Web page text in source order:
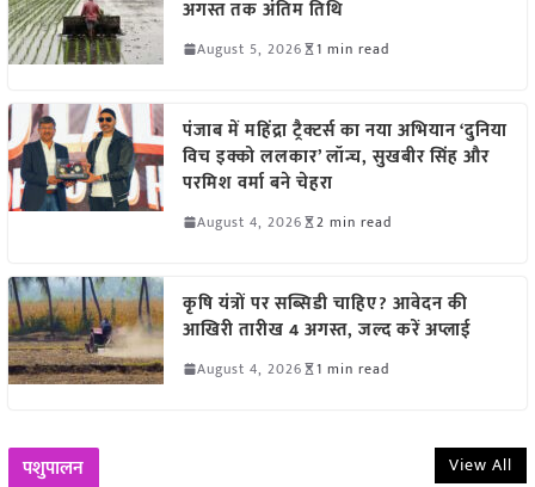
अगस्त तक अंतिम तिथि
August 5, 2026 1 min read
पंजाब में महिंद्रा ट्रैक्टर्स का नया अभियान ‘दुनिया
विच इक्को ललकार’ लॉन्च, सुखबीर सिंह और
परमिश वर्मा बने चेहरा
August 4, 2026 2 min read
कृषि यंत्रों पर सब्सिडी चाहिए? आवेदन की
आखिरी तारीख 4 अगस्त, जल्द करें अप्लाई
August 4, 2026 1 min read
पशुपालन View All